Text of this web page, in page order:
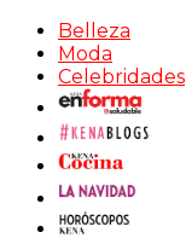
Belleza
Moda
Celebridades